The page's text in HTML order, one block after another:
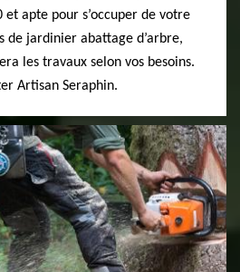
et apte pour s’occuper de votre
de jardinier abattage d’arbre,
les travaux selon vos besoins.
Artisan Seraphin.